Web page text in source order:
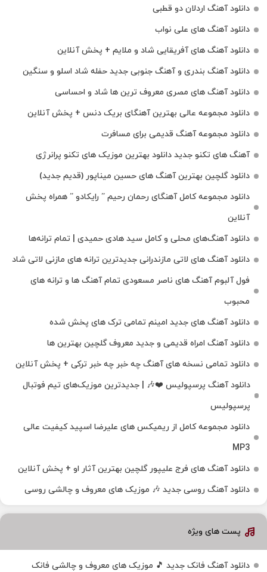
دانلود آهنگ اردلان دو قطبی
دانلود آهنگ های علی نواب
دانلود آهنگ های آفریقایی شاد و ملایم + پخش آنلاین
دانلود آهنگ بندری و آهنگ جنوبی جدید حفله شاد اسلو و سنگین
دانلود آهنگ های مصری معروف ترین ها شاد و احساسی
دانلود مجموعه عالی بهترین آهنگای بریک دنس + پخش آنلاین
دانلود مجموعه آهنگ قدیمی برای مسافرت
آهنگ های تکنو جدید دانلود بهترین موزیک های تکنو پرانرژی
دانلود گلچین بهترین آهنگ های حسین میناپور (قدیم جدید)
دانلود مجموعه کامل آهنگای رحمان رحیم ” رایکادو ” همراه پخش
آنلاین
دانلود آهنگ‌های محلی و کامل سید هادی حمیدی | تمام ترانه‌ها
دانلود آهنگ‌ های لاتی مازندرانی جدیدترین ترانه های مازنی لاتی شاد
فول آلبوم آهنگ‌ های ناصر مسعودی تمام آهنگ‌ ها و ترانه‌ های
محبوب
دانلود آهنگ های جدید امینم تمامی ترک های پخش شده
دانلود آهنگ امراه قدیمی و جدید معروف گلچین بهترین ها
دانلود تمامی نسخه های آهنگ چه خبر چه خبر ترکی + پخش آنلاین
دانلود آهنگ پرسپولیس ❤️🎶 | جدیدترین موزیک‌های تیم فوتبال
پرسپولیس
دانلود مجموعه کامل از ریمیکس های علیرضا اسپید کیفیت عالی
MP3
دانلود آهنگ های فرج علیپور گلچین بهترین آثار او + پخش آنلاین
دانلود آهنگ روسی جدید 🎶 موزیک‌ های معروف و چالشی روسی
پست های ویژه
دانلود آهنگ فانک جدید 🎵 موزیک‌ های معروف و چالشی فانک